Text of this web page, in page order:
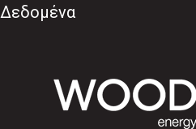
Δεδομένα